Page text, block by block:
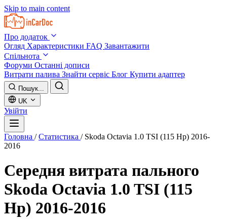
Skip to main content
Про додаток
Огляд Характеристики FAQ Завантажити
Спільнота
Форуми Останні дописи
Витрати палива Знайти сервіс Блог Купити адаптер
Пошук...
UK
Увійти
Головна / Статистика / Skoda Octavia 1.0 TSI (115 Hp) 2016-
2016
Середня витрата пального
Skoda Octavia 1.0 TSI (115
Hp) 2016-2016